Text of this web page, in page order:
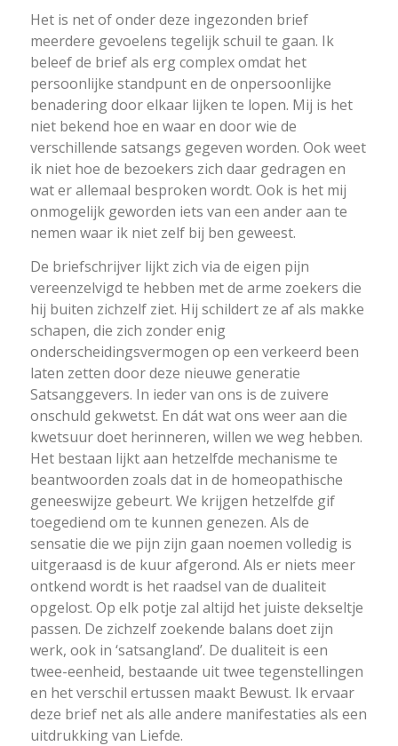
Het is net of onder deze ingezonden brief
meerdere gevoelens tegelijk schuil te gaan. Ik
beleef de brief als erg complex omdat het
persoonlijke standpunt en de onpersoonlijke
benadering door elkaar lijken te lopen. Mij is het
niet bekend hoe en waar en door wie de
verschillende satsangs gegeven worden. Ook weet
ik niet hoe de bezoekers zich daar gedragen en
wat er allemaal besproken wordt. Ook is het mij
onmogelijk geworden iets van een ander aan te
nemen waar ik niet zelf bij ben geweest.
De briefschrijver lijkt zich via de eigen pijn
vereenzelvigd te hebben met de arme zoekers die
hij buiten zichzelf ziet. Hij schildert ze af als makke
schapen, die zich zonder enig
onderscheidingsvermogen op een verkeerd been
laten zetten door deze nieuwe generatie
Satsanggevers. In ieder van ons is de zuivere
onschuld gekwetst. En dát wat ons weer aan die
kwetsuur doet herinneren, willen we weg hebben.
Het bestaan lijkt aan hetzelfde mechanisme te
beantwoorden zoals dat in de homeopathische
geneeswijze gebeurt. We krijgen hetzelfde gif
toegediend om te kunnen genezen. Als de
sensatie die we pijn zijn gaan noemen volledig is
uitgeraasd is de kuur afgerond. Als er niets meer
ontkend wordt is het raadsel van de dualiteit
opgelost. Op elk potje zal altijd het juiste dekseltje
passen. De zichzelf zoekende balans doet zijn
werk, ook in ‘satsangland’. De dualiteit is een
twee-eenheid, bestaande uit twee tegenstellingen
en het verschil ertussen maakt Bewust. Ik ervaar
deze brief net als alle andere manifestaties als een
uitdrukking van Liefde.